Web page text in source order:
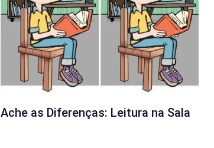
Ache as Diferenças: Leitura na Sala